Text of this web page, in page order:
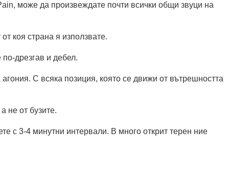
може да произвеждате почти всички общи звуци на
коя страна я използвате.
по-дрезгав и дебел.
С всяка позиция, която се движи от вътрешността
не от бузите.
с 3-4 минутни интервали. В много открит терен ние